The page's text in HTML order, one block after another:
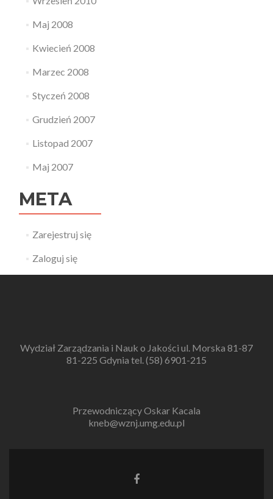
Maj 2008
Kwiecień 2008
Marzec 2008
Styczeń 2008
Grudzień 2007
Listopad 2007
Maj 2007
META
Zarejestruj się
Zaloguj się
Wydział Zarządzania i Nauk o Jakości ul. Morska 81-87
81-225 Gdynia tel. (58) 6901-215
Przewodniczący Oskar Kacala
kneb@wznj.umg.edu.pl